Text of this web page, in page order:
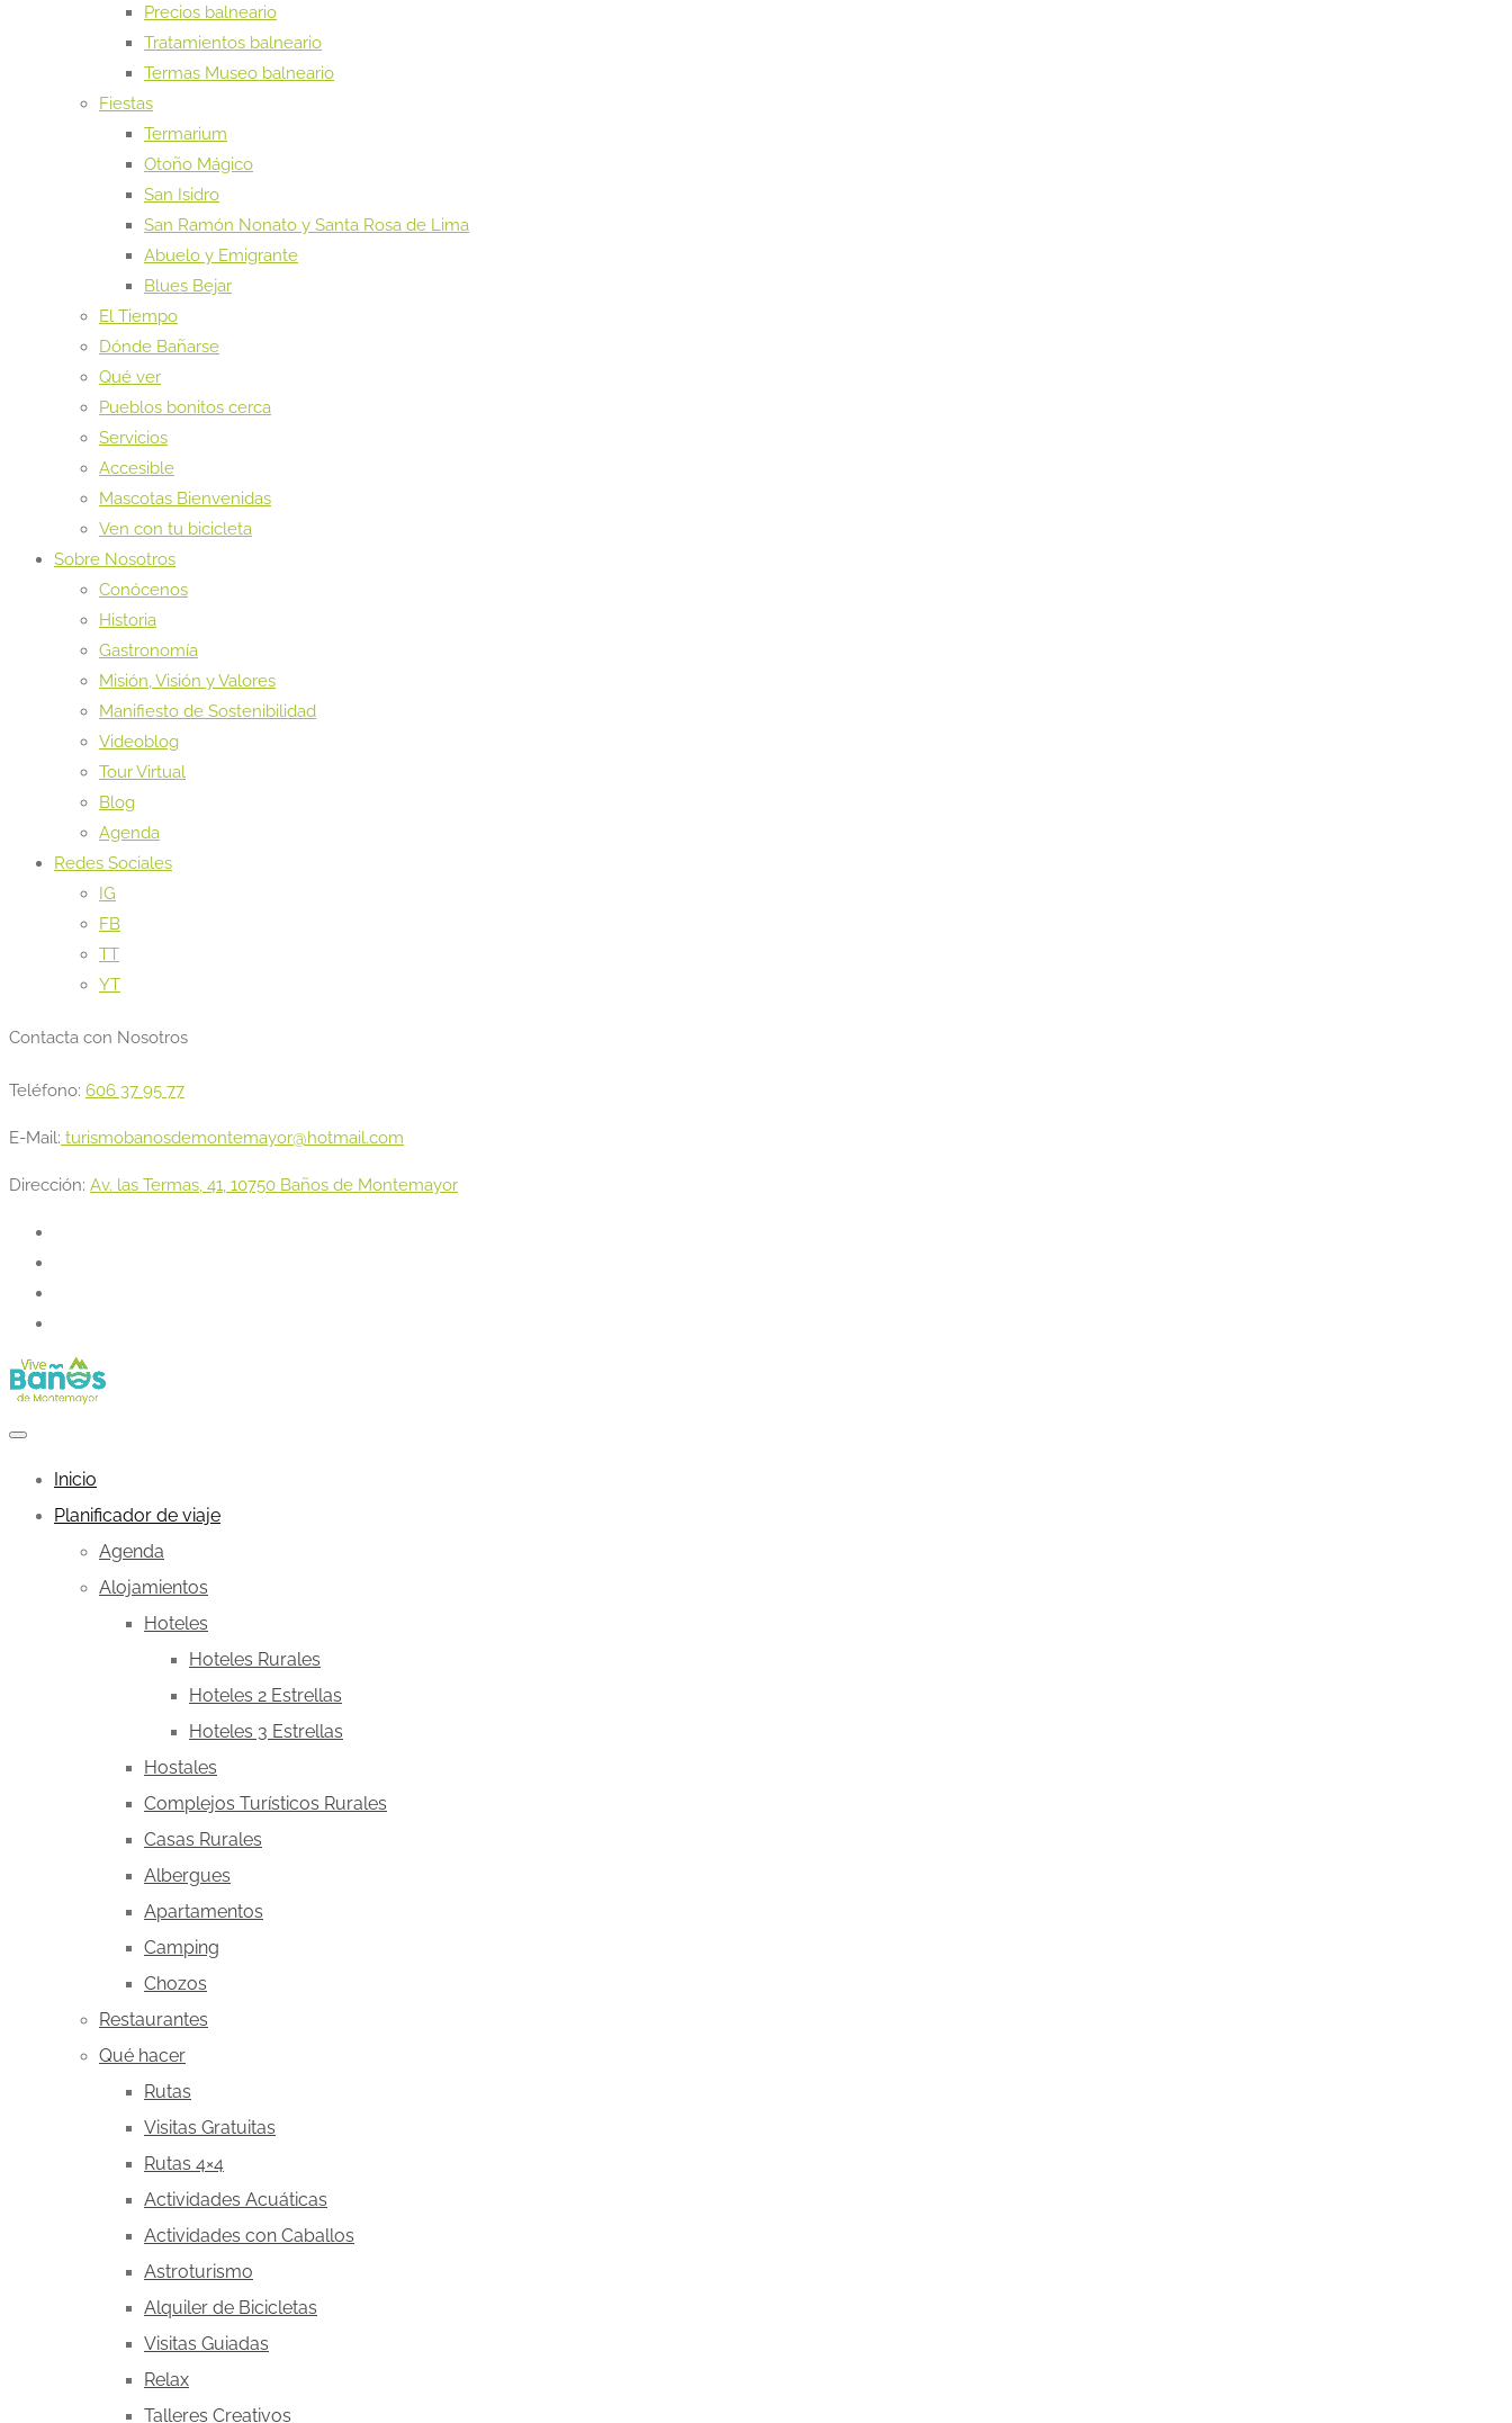
Precios balneario
Tratamientos balneario
Termas Museo balneario
Fiestas
Termarium
Otoño Mágico
San Isidro
San Ramón Nonato y Santa Rosa de Lima
Abuelo y Emigrante
Blues Bejar
El Tiempo
Dónde Bañarse
Qué ver
Pueblos bonitos cerca
Servicios
Accesible
Mascotas Bienvenidas
Ven con tu bicicleta
Sobre Nosotros
Conócenos
Historia
Gastronomía
Misión, Visión y Valores
Manifiesto de Sostenibilidad
Videoblog
Tour Virtual
Blog
Agenda
Redes Sociales
IG
FB
TT
YT
Contacta con Nosotros
Teléfono: 606 37 95 77
E-Mail: turismobanosdemontemayor@hotmail.com
Dirección: Av. las Termas, 41, 10750 Baños de Montemayor
Inicio
Planificador de viaje
Agenda
Alojamientos
Hoteles
Hoteles Rurales
Hoteles 2 Estrellas
Hoteles 3 Estrellas
Hostales
Complejos Turísticos Rurales
Casas Rurales
Albergues
Apartamentos
Camping
Chozos
Restaurantes
Qué hacer
Rutas
Visitas Gratuitas
Rutas 4×4
Actividades Acuáticas
Actividades con Caballos
Astroturismo
Alquiler de Bicicletas
Visitas Guiadas
Relax
Talleres Creativos